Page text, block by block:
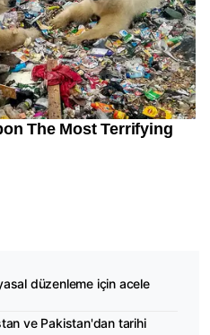
düzenleme için acele
ve Pakistan'dan tarihi